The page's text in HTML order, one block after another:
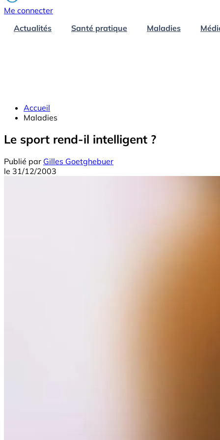
Me connecter
Actualités
Santé pratique Maladies
Accueil
Maladies
Le sport rend-il intelligent ?
Publié par Gilles Goetghebuer
le 31/12/2003